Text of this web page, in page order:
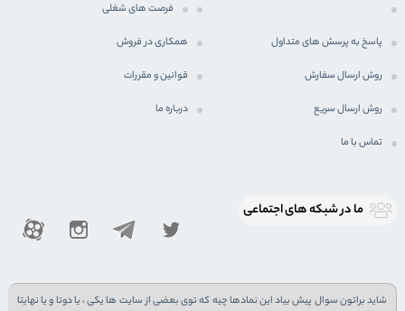
فرصت های شغلی
پاسخ به پرسش های متداول همکاری در فروش
روش ارسال سفارش قوانین و مقررات
روش ارسال سریع درباره ما
تماس با ما
ما در شبكه های اجتماعی
شاید براتون سوال پیش بیاد این نمادها چیه که توی بعضی از سایت ها یکی ، یا دوتا و یا نهایتا